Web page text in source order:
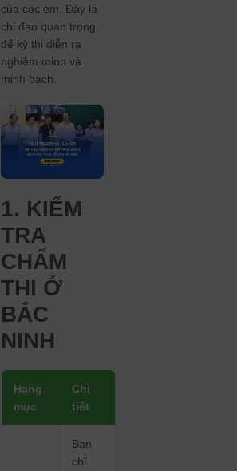
của các em. Đây là
chỉ đạo quan trọng
để kỳ thi diễn ra
nghiêm minh và
minh bạch.
1. KIỂM
TRA
CHẤM
THI Ở
BẮC
NINH
Hạng
mục
Chi
tiết
Ban
chỉ